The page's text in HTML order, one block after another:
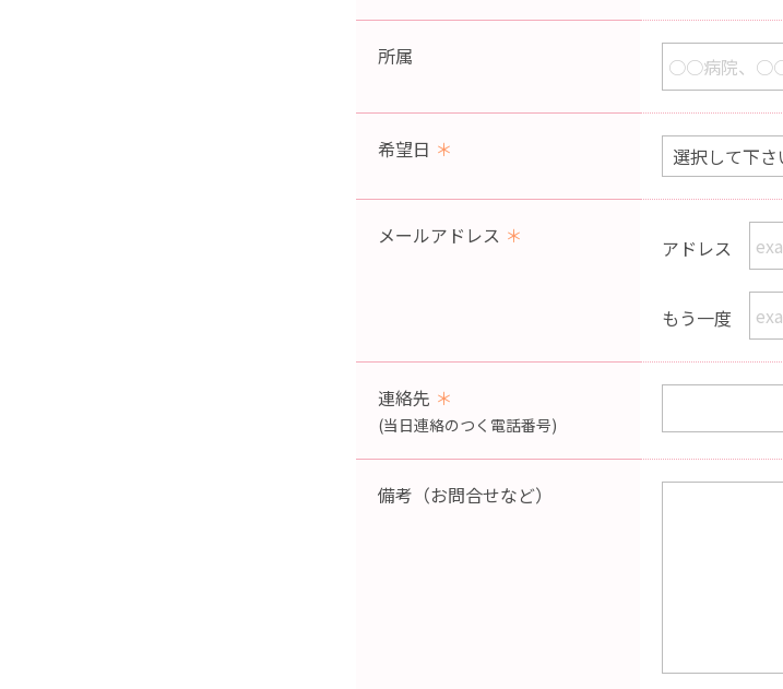
所属
希望日 ＊
メールアドレス ＊
アドレス
もう一度
連絡先 ＊
(当日連絡のつく電話番号)
備考（お問合せなど）